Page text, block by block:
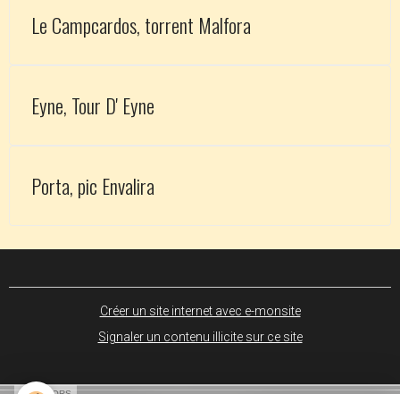
Le Campcardos, torrent Malfora
Eyne, Tour D' Eyne
Porta, pic Envalira
Créer un site internet avec e-monsite
Signaler un contenu illicite sur ce site